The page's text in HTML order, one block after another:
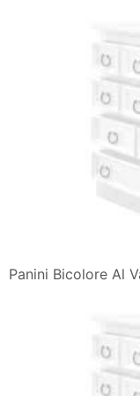
Panini Bicolore Al